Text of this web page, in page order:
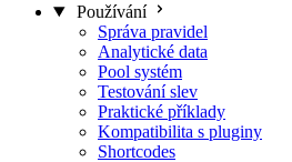
Používání
Správa pravidel
Analytické data
Pool systém
Testování slev
Praktické příklady
Kompatibilita s pluginy
Shortcodes